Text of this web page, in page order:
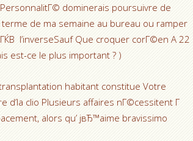
dominerais poursuivre de
de ma semaine au bureau ou ramper
l’inverseSauf Que croquer corГ©en A 22
est-ce le plus important ? )
habitant constitue Votre
clio Plusieurs affaires nГ©cessitent Г
alors qu’ jвЂ™aime bravissimo